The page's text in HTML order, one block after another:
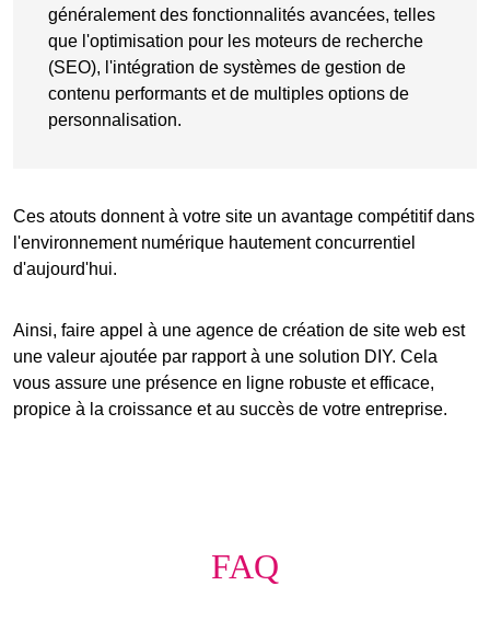
généralement des fonctionnalités avancées, telles
que l'optimisation pour les moteurs de recherche
(SEO), l'intégration de systèmes de gestion de
contenu performants et de multiples options de
personnalisation.
Ces atouts donnent à votre site un avantage compétitif dans
l'environnement numérique hautement concurrentiel
d'aujourd'hui.
Ainsi, faire appel à une agence de création de site web est
une valeur ajoutée par rapport à une solution DIY. Cela
vous assure une présence en ligne robuste et efficace,
propice à la croissance et au succès de votre entreprise.
FAQ